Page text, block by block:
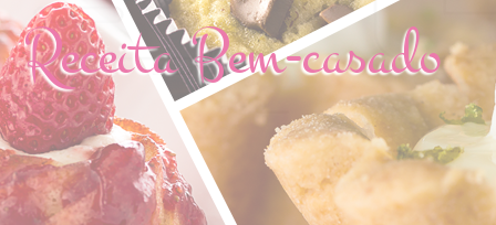
Receita Bem-casado